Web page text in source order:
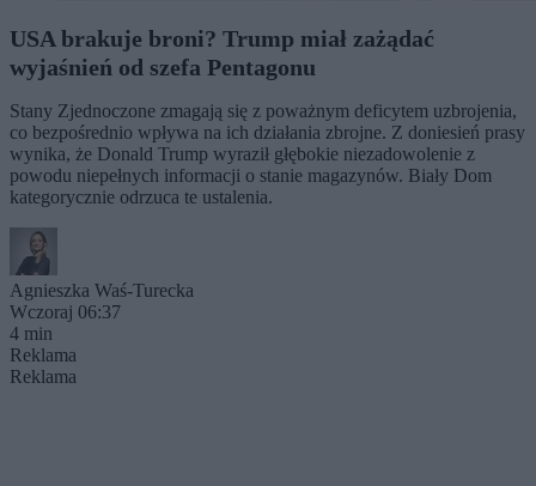
USA brakuje broni? Trump miał zażądać
wyjaśnień od szefa Pentagonu
Stany Zjednoczone zmagają się z poważnym deficytem uzbrojenia,
co bezpośrednio wpływa na ich działania zbrojne. Z doniesień prasy
wynika, że Donald Trump wyraził głębokie niezadowolenie z
powodu niepełnych informacji o stanie magazynów. Biały Dom
kategorycznie odrzuca te ustalenia.
Agnieszka Waś-Turecka
Wczoraj 06:37
4 min
Reklama
Reklama